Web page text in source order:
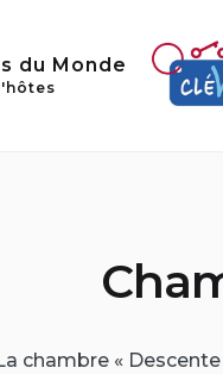
du Monde
chambre «